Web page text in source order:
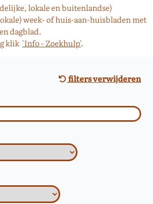
lokale en buitenlandse)
week- of huis-aan-huisbladen met
dagblad.
klik 'Info - Zoekhulp'.
filters verwijderen